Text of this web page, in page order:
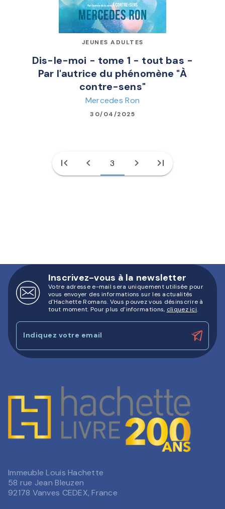
JEUNES ADULTES
Dis-le-moi - tome 1 - tout bas -
Par l'autrice du phénomène "À
contre-sens"
Mercedes Ron
30/04/2025
first_page chevron_left 3 chevron_right last_page
Inscrivez-vous à la newsletter
Votre adresse e-mail sera uniquement utilisée pour
vous envoyer des informations sur les actualités
d'Hachette Romans. Vous pouvez vous désinscrire à
tout moment. Pour plus d’informations, cliquez ici.
Indiquez votre email
Immeuble Louis Hachette
58 rue Jean Bleuzen
92178 Vanves CEDEX, France